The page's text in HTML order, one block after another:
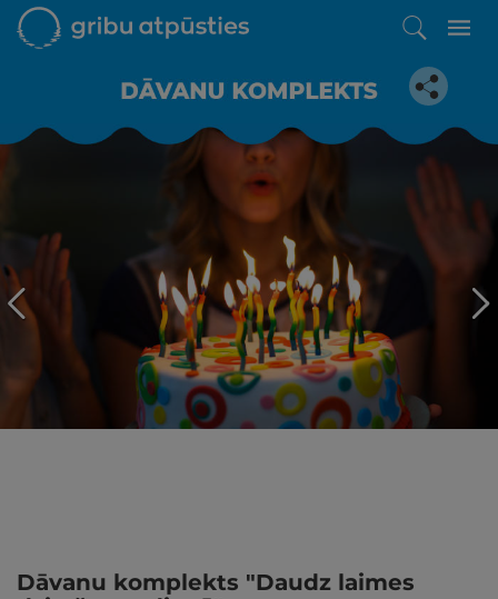
Iepatikās šis piedāvājums?
Līdz brīnišķīgai atpūtai atlikuši tikai daži soļi
PĒRKU
Dāvanu komplekts "Daudz laimes